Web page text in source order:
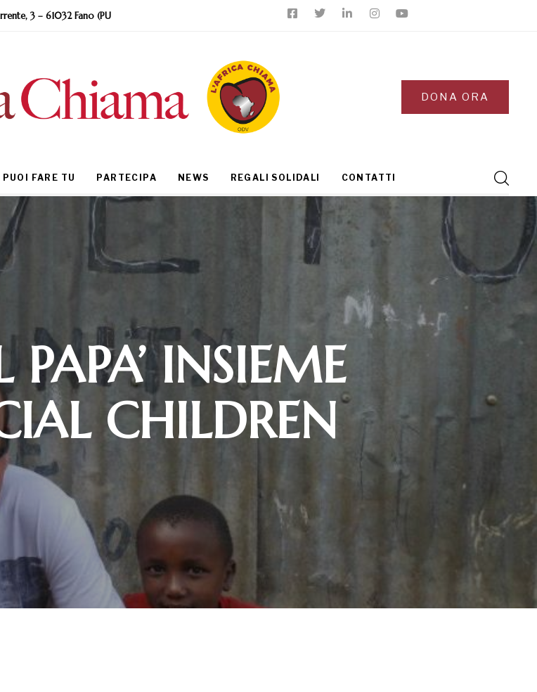
3 – 61032 Fano (PU
DONA ORA
PUOI FARE TU PARTECIPA NEWS REGALI SOLIDALI CONTATTI
PAPA’ INSIEME
CHILDREN